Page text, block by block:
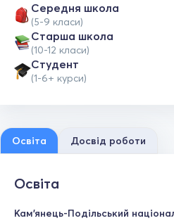
Середня школа
(5-9 класи)
Старша школа
(10-12 класи)
Студент
(1-6+ курси)
Освіта Досвід роботи
Освіта
Кам'янець-Подільський